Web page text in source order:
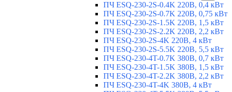
ПЧ ESQ-230-2S-0.4K 220В, 0,4 кВт
ПЧ ESQ-230-2S-0.7K 220В, 0,75 кВт
ПЧ ESQ-230-2S-1.5K 220В, 1,5 кВт
ПЧ ESQ-230-2S-2.2K 220В, 2,2 кВт
ПЧ ESQ-230-2S-4K 220В, 4 кВт
ПЧ ESQ-230-2S-5.5K 220В, 5,5 кВт
ПЧ ESQ-230-4T-0.7K 380В, 0,7 кВт
ПЧ ESQ-230-4T-1.5K 380В, 1,5 кВт
ПЧ ESQ-230-4T-2.2K 380В, 2,2 кВт
ПЧ ESQ-230-4T-4K 380В, 4 кВт